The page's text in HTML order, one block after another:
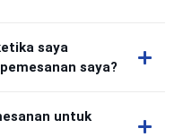
saya
saya?
untuk